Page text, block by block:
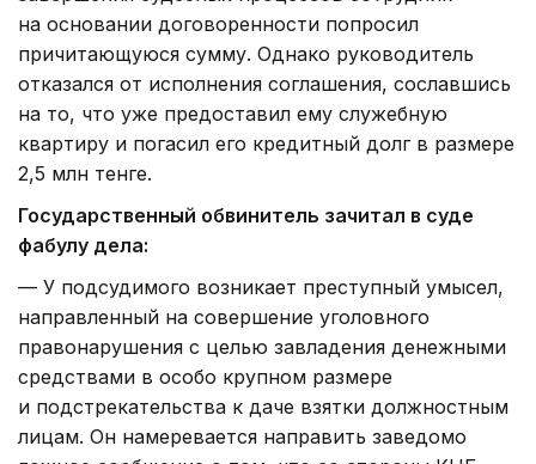
на основании договоренности попросил
причитающуюся сумму. Однако руководитель
отказался от исполнения соглашения, сославшись
на то, что уже предоставил ему служебную
квартиру и погасил его кредитный долг в размере
2,5 млн тенге.
Государственный обвинитель зачитал в суде
фабулу дела:
— У подсудимого возникает преступный умысел,
направленный на совершение уголовного
правонарушения с целью завладения денежными
средствами в особо крупном размере
и подстрекательства к даче взятки должностным
лицам. Он намеревается направить заведомо